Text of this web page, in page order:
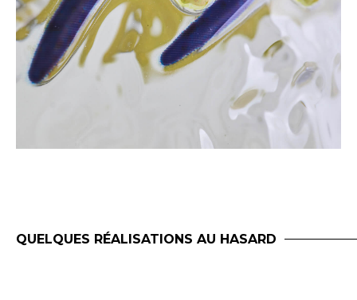
QUELQUES RÉALISATIONS AU HASARD